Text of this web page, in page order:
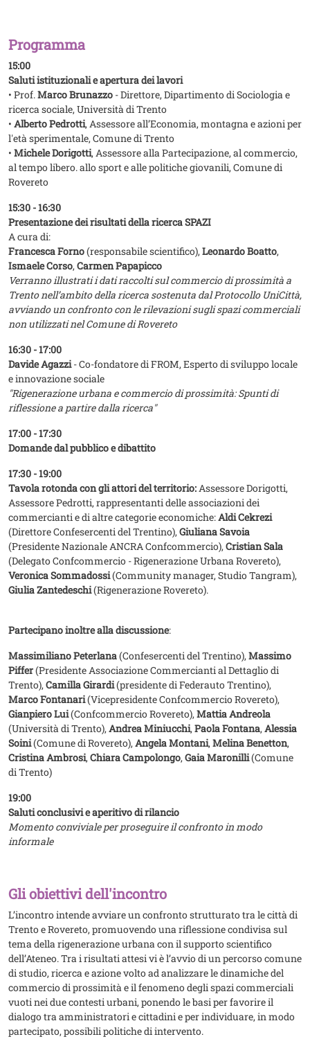
Programma
15:00
Saluti istituzionali e apertura dei lavori
• Prof.Marco Brunazzo - Direttore, Dipartimento di Sociologia e
ricerca sociale, Università di Trento
• Alberto Pedrotti, Assessore all’Economia, montagna e azioni per
l'età sperimentale, Comune di Trento
• Michele Dorigotti, Assessore alla Partecipazione, al commercio,
al tempo libero. allo sport e alle politiche giovanili, Comune di
Rovereto
15:30 - 16:30
Presentazione dei risultati della ricerca SPAZI
A cura di:
Francesca Forno(responsabile scientifico),Leonardo Boatto,
Ismaele Corso,Carmen Papapicco
Verranno illustrati i dati raccolti sul commercio di prossimità a
Trento nell’ambito della ricerca sostenuta dal Protocollo UniCittà,
avviando un confronto con le rilevazioni sugli spazi commerciali
non utilizzati nel Comune di Rovereto
16:30 - 17:00
Davide Agazzi- Co-fondatore di FROM, Esperto di sviluppo locale
e innovazione sociale
"Rigenerazione urbana e commercio di prossimità: Spunti di
riflessione a partire dalla ricerca"
17:00 - 17:30
Domande dal pubblico e dibattito
17:30 - 19:00
Tavola rotonda con gli attori del territorio:Assessore Dorigotti,
Assessore Pedrotti, rappresentanti delle associazioni dei
commercianti e di altre categorie economiche:Aldi Cekrezi
(Direttore Confesercenti del Trentino),Giuliana Savoia
(Presidente Nazionale ANCRA Confcommercio),Cristian Sala
(Delegato Confcommercio - Rigenerazione Urbana Rovereto),
Veronica Sommadossi(Community manager, Studio Tangram),
Giulia Zantedeschi(Rigenerazione Rovereto).
Partecipano inoltre alla discussione:
Massimiliano Peterlana(Confesercenti del Trentino),Massimo
Piffer(Presidente Associazione Commercianti al Dettaglio di
Trento),Camilla Girardi(presidente di Federauto Trentino),
Marco Fontanari(Vicepresidente Confcommercio Rovereto),
Gianpiero Lui(Confcommercio Rovereto),Mattia Andreola
(Università di Trento),Andrea Miniucchi,Paola Fontana,Alessia
Soini(Comune di Rovereto),Angela Montani,Melina Benetton,
Cristina Ambrosi,Chiara Campolongo,Gaia Maronilli(Comune
di Trento)
19:00
Saluti conclusivi e aperitivo di rilancio
Momento conviviale per proseguire il confronto in modo
informale
Gli obiettivi dell'incontro
L’incontro intende avviare un confronto strutturato tra le città di
Trento e Rovereto, promuovendo una riflessione condivisa sul
tema della rigenerazione urbana con il supporto scientifico
dell’Ateneo. Tra i risultati attesi vi è l’avvio di un percorso comune
di studio, ricerca e azione volto ad analizzare le dinamiche del
commercio di prossimità e il fenomeno degli spazi commerciali
vuoti nei due contesti urbani, ponendo le basi per favorire il
dialogo tra amministratori e cittadini e per individuare, in modo
partecipato, possibili politiche di intervento.